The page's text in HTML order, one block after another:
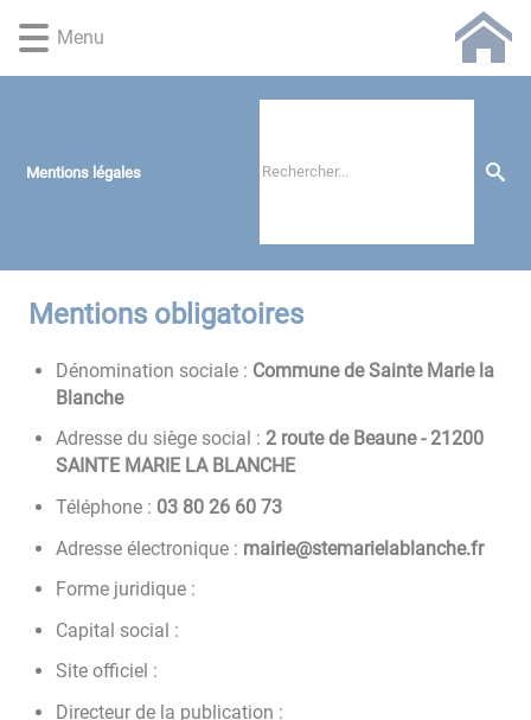
d'accès
d'accès
d'accès
d'accès
page
Menu
Mentions légales
Mentions obligatoires
Dénomination sociale : Commune de Sainte Marie la
Blanche
Adresse du siège social : 2 route de Beaune - 21200
SAINTE MARIE LA BLANCHE
Téléphone : 37 06 62 08 30
Adresse électronique : rf.ehcnalbaleiramets@eiriam
Forme juridique :
Capital social :
Site officiel :
Directeur de la publication :